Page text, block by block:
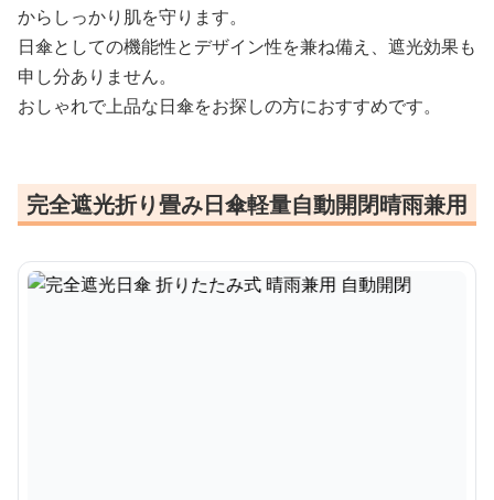
からしっかり肌を守ります。
日傘としての機能性とデザイン性を兼ね備え、遮光効果も
申し分ありません。
おしゃれで上品な日傘をお探しの方におすすめです。
完全遮光折り畳み日傘軽量自動開閉晴雨兼用